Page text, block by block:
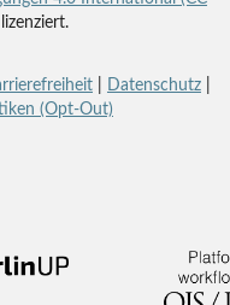
lizenziert.
| Datenschutz|
(Opt-Out)